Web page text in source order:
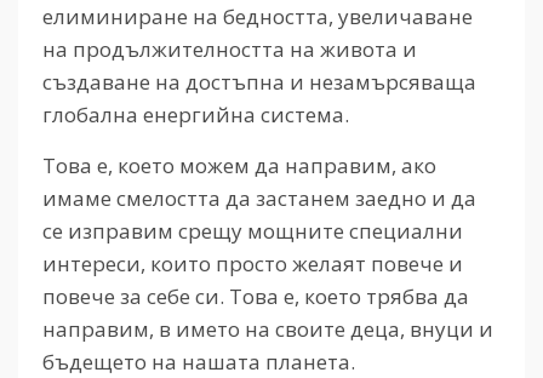
елиминиране на бедността, увеличаване
на продължителността на живота и
създаване на достъпна и незамърсяваща
глобална енергийна система.
Това е, което можем да направим, ако
имаме смелостта да застанем заедно и да
се изправим срещу мощните специални
интереси, които просто желаят повече и
повече за себе си. Това е, което трябва да
направим, в името на своите деца, внуци и
бъдещето на нашата планета.